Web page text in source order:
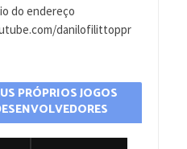
do endereço
danilofilittoppr
PRÓPRIOS JOGOS